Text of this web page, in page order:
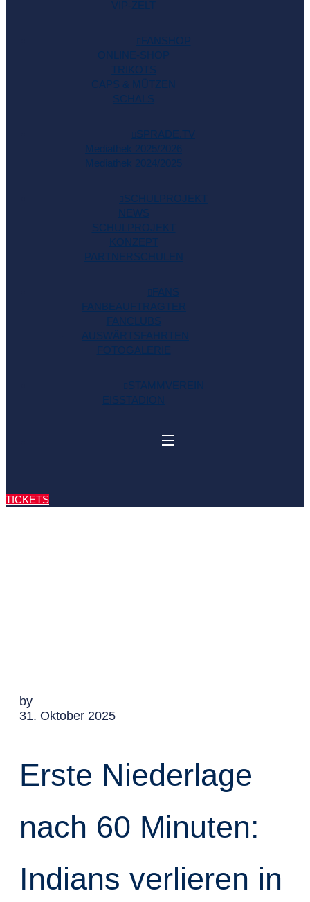
VIP-ZELT
FANSHOP
ONLINE-SHOP
TRIKOTS
CAPS & MÜTZEN
SCHALS
SPRADE.TV
Mediathek 2025/2026
Mediathek 2024/2025
SCHULPROJEKT
NEWS
SCHULPROJEKT
KONZEPT
PARTNERSCHULEN
FANS
FANBEAUFTRAGTER
FANCLUBS
AUSWÄRTSFAHRTEN
FOTOGALERIE
STAMMVEREIN
EISSTADION
TICKETS
by
31. Oktober 2025
Erste Niederlage
nach 60 Minuten:
Indians verlieren in